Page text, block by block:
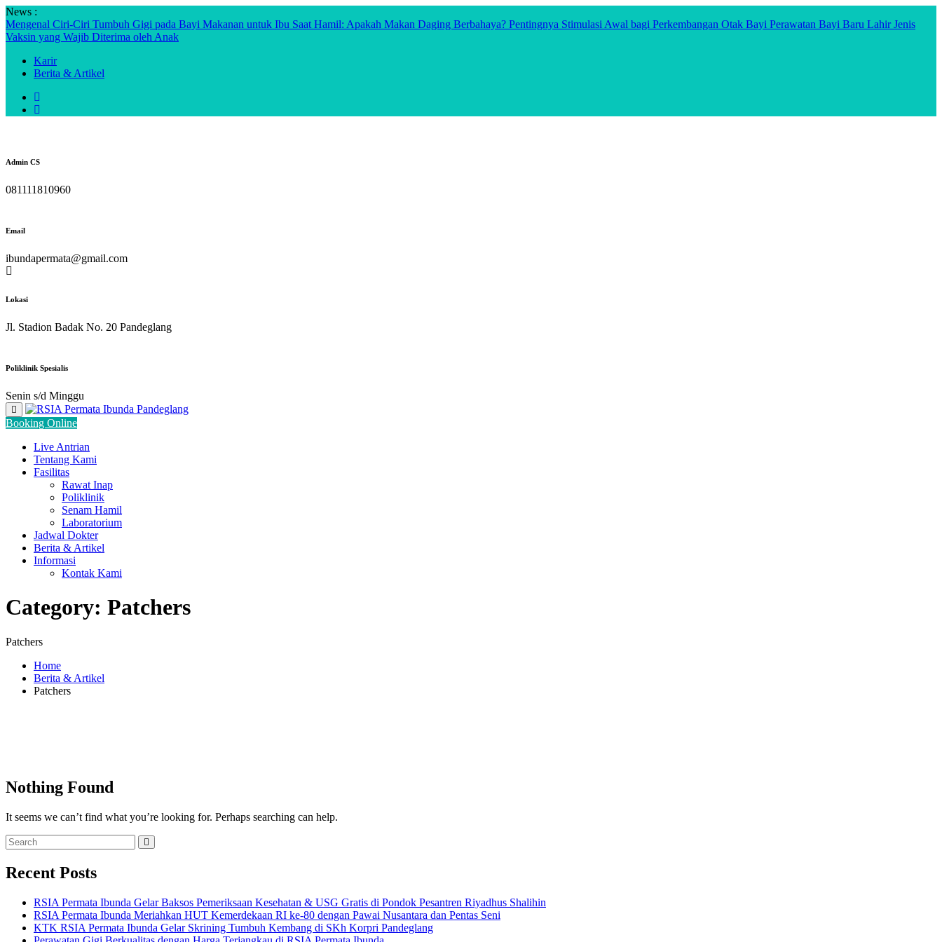
Skip
to
content
News :
Mengenal Ciri-Ciri Tumbuh Gigi pada Bayi Makanan untuk Ibu Saat Hamil: Apakah Makan Daging Berbahaya? Pentingnya Stimulasi Awal bagi Perkembangan Otak Bayi Perawatan Bayi Baru LahirJenis
Vaksin yang Wajib Diterima oleh Anak
Karir
Berita & Artikel
Admin CS
081111810960
Email
ibundapermata@gmail.com
Lokasi
Jl. Stadion Badak No. 20 Pandeglang
Poliklinik Spesialis
Senin s/d Minggu
Booking Online
Live Antrian
Tentang Kami
Fasilitas
Rawat Inap
Poliklinik
Senam Hamil
Laboratorium
Jadwal Dokter
Berita & Artikel
Informasi
Kontak Kami
Category: Patchers
Patchers
Home
Berita & Artikel
Patchers
Nothing Found
It seems we can’t find what you’re looking for. Perhaps searching can help.
Recent Posts
RSIA Permata Ibunda Gelar Baksos Pemeriksaan Kesehatan & USG Gratis di Pondok Pesantren Riyadhus Shalihin
RSIA Permata Ibunda Meriahkan HUT Kemerdekaan RI ke-80 dengan Pawai Nusantara dan Pentas Seni
KTK RSIA Permata Ibunda Gelar Skrining Tumbuh Kembang di SKh Korpri Pandeglang